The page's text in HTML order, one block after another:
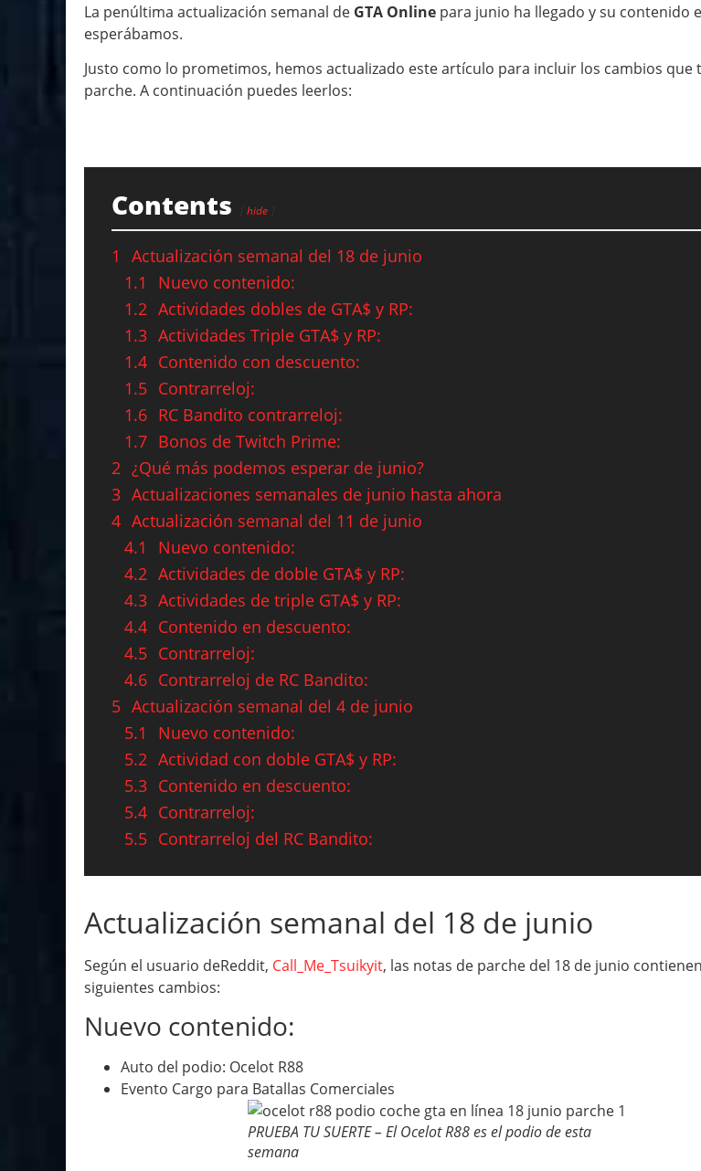
La penúltima actualización semanal de GTA Online para junio ha llegado y su contenido
esperábamos.
Justo como lo prometimos, hemos actualizado este artículo para incluir los cambios que
parche. A continuación puedes leerlos:
Contents hide
1
Actualización semanal del 18 de junio
1.1
Nuevo contenido:
1.2 Actividades dobles de GTA$ y RP:
1.3 Actividades Triple GTA$ y RP:
1.4 Contenido con descuento:
1.5 Contrarreloj:
1.6 RC Bandito contrarreloj:
1.7 Bonos de Twitch Prime:
2 ¿Qué más podemos esperar de junio?
3 Actualizaciones semanales de junio hasta ahora
4 Actualización semanal del 11 de junio
4.1
Nuevo contenido:
4.2 Actividades de doble GTA$ y RP:
4.3 Actividades de triple GTA$ y RP:
4.4 Contenido en descuento:
4.5 Contrarreloj:
4.6 Contrarreloj de RC Bandito:
5 Actualización semanal del 4 de junio
5.1
Nuevo contenido:
5.2 Actividad con doble GTA$ y RP:
5.3 Contenido en descuento:
5.4 Contrarreloj:
5.5 Contrarreloj del RC Bandito:
Actualización semanal del 18 de junio
Según el usuario deReddit, Call_Me_Tsuikyit, las notas de parche del 18 de junio
siguientes cambios:
Nuevo contenido:
Auto del podio: Ocelot R88
Evento Cargo para Batallas Comerciales
PRUEBA TU SUERTE – El Ocelot R88 es el podio de esta
semana